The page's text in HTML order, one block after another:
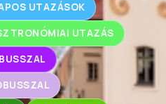
UTAZÁSOK
UTAZÁS